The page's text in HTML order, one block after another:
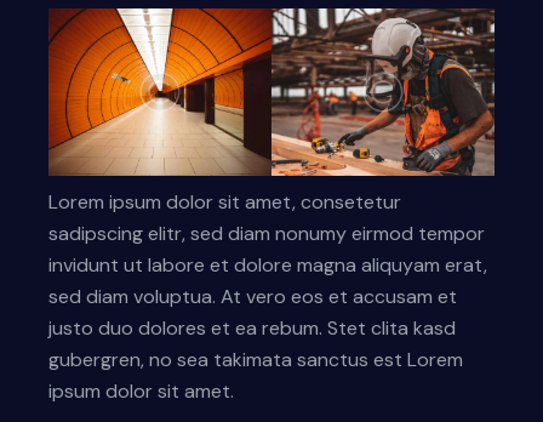
Lorem ipsum dolor sit amet, consetetur
sadipscing elitr, sed diam nonumy eirmod tempor
invidunt ut labore et dolore magna aliquyam erat,
sed diam voluptua. At vero eos et accusam et
justo duo dolores et ea rebum. Stet clita kasd
gubergren, no sea takimata sanctus est Lorem
ipsum dolor sit amet.